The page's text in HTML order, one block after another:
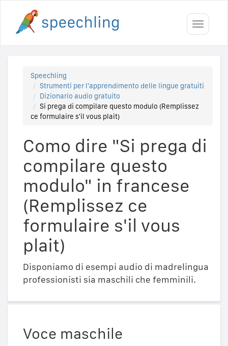
Toggle
Speechling
Strumenti per l'apprendimento delle lingue gratuiti
Dizionario audio gratuito
Si prega di compilare questo modulo (Remplissez
ce formulaire s'il vous plait)
Como dire "Si prega di
compilare questo
modulo" in francese
(Remplissez ce
formulaire s'il vous
plait)
Disponiamo di esempi audio di madrelingua
professionisti sia maschili che femminili.
Voce maschile